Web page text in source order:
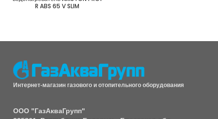
R ABS 65 V SLIM
Интернет-магазин газового и отопительного оборудования
ООО "ГазАкваГрупп"